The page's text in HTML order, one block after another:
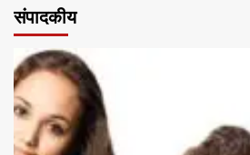
संपादकीय